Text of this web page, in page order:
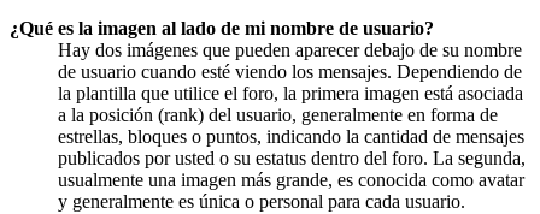
¿Qué es la imagen al lado de mi nombre de usuario?
Hay dos imágenes que pueden aparecer debajo de su nombre
de usuario cuando esté viendo los mensajes. Dependiendo de
la plantilla que utilice el foro, la primera imagen está asociada
a la posición (rank) del usuario, generalmente en forma de
estrellas, bloques o puntos, indicando la cantidad de mensajes
publicados por usted o su estatus dentro del foro. La segunda,
usualmente una imagen más grande, es conocida como avatar
y generalmente es única o personal para cada usuario.